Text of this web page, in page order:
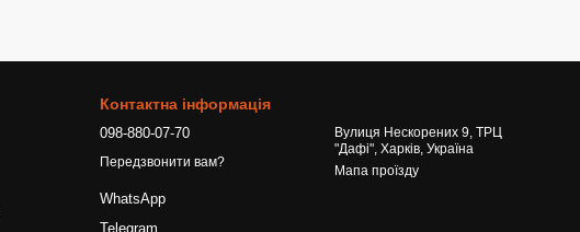
Контактна інформація
098-880-07-70
Передзвонити вам?
WhatsApp
Telegram
Вулиця Нескорених 9, ТРЦ
"Дафі", Харків, Україна
Мапа проїзду